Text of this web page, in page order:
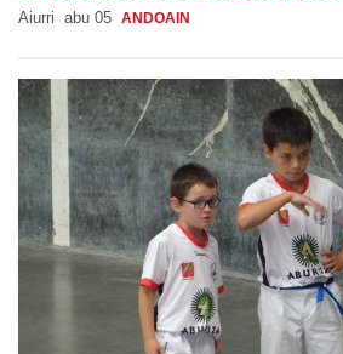
Aiurri abu 05 ANDOAIN